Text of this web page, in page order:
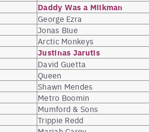
Daddy Was a Milkman
George Ezra
Jonas Blue
Arctic Monkeys
Justinas Jarutis
David Guetta
Queen
Shawn Mendes
Metro Boomin
Mumford & Sons
Trippie Redd